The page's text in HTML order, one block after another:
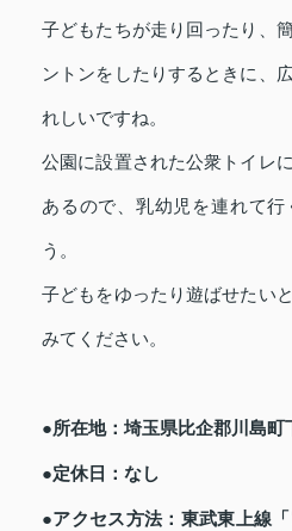
子どもたちが走り回ったり、
ントンをしたりするときに、
れしいですね。
公園に設置された公衆トイレ
あるので、乳幼児を連れて行
う。
子どもをゆったり遊ばせたい
みてください。
●所在地：埼玉県比企郡川島町
●定休日：なし
●アクセス方法：東武東上線